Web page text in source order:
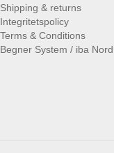
Shipping & returns
Integritetspolicy
Terms & Conditions
Begner System / iba